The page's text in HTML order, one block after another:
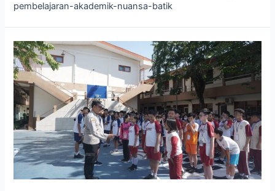
pembelajaran-akademik-nuansa-batik